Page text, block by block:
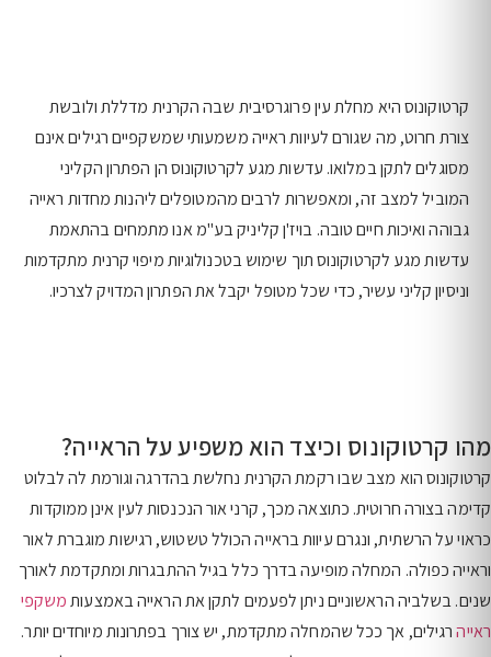
קרטוקונוס היא מחלת עין פרוגרסיבית שבה הקרנית מדללת ולובשת
צורת חרוט, מה שגורם לעיוות ראייה משמעותי שמשקפיים רגילים אינם
מסוגלים לתקן במלואו. עדשות מגע לקרטוקונוס הן הפתרון הקליני
המוביל למצב זה, ומאפשרות לרבים מהמטופלים ליהנות מחדות ראייה
גבוהה ואיכות חיים טובה. בויז'ן קליניק בע"מ אנו מתמחים בהתאמת
עדשות מגע לקרטוקונוס תוך שימוש בטכנולוגיות מיפוי קרנית מתקדמות
וניסיון קליני עשיר, כדי שכל מטופל יקבל את הפתרון המדויק לצרכיו.
מהו קרטוקונוס וכיצד הוא משפיע על הראייה?
קרטוקונוס הוא מצב שבו רקמת הקרנית נחלשת בהדרגה וגורמת לה לבלוט
קדימה בצורה חרוטית. כתוצאה מכך, קרני אור הנכנסות לעין אינן ממוקדות
כראוי על הרשתית, ונגרם עיוות בראייה הכולל טשטוש, רגישות מוגברת לאור
וראייה כפולה. המחלה מופיעה בדרך כלל בגיל ההתבגרות ומתקדמת לאורך
שנים. בשלביה הראשוניים ניתן לפעמים לתקן את הראייה באמצעותמשקפי
ראייהרגילים, אך ככל שהמחלה מתקדמת, יש צורך בפתרונות מיוחדים יותר.